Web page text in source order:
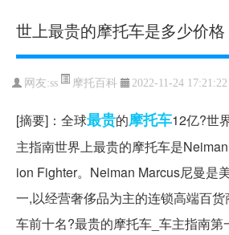
世上最贵的摩托车是多少价格
网友:ss 摩托百科 2022-11-24 17:21:22
[摘要]：全球最贵的摩托车12亿?世
主指南世界上最贵的摩托车是
ion Fighter。Neiman Marcus尼曼是
一,以经营奢侈品为主的连锁高端百
车前十名?最贵的摩托车_车主指南第